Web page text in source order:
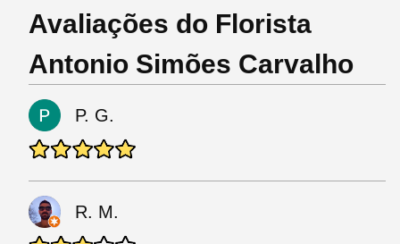
Avaliações do Florista
Antonio Simões Carvalho
P. G.
R. M.